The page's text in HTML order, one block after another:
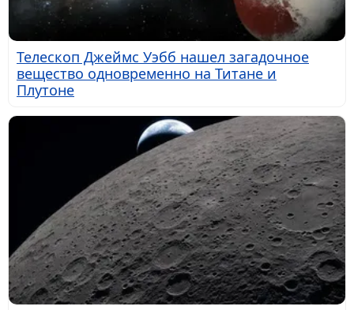
Телескоп Джеймс Уэбб нашел загадочное
вещество одновременно на Титане и
Плутоне